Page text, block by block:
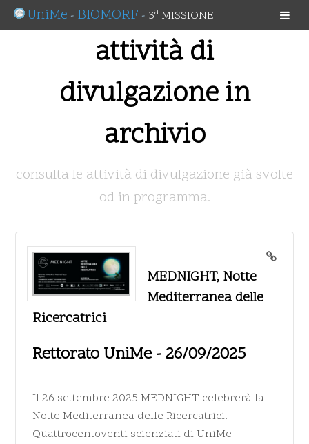
UniMe - BIOMORF - 3a MISSIONE
attività di
divulgazione in
archivio
consulta le attività di divulgazione già svolte
od in programma.
MEDNIGHT, Notte
Mediterranea delle
Ricercatrici
Rettorato UniMe - 26/09/2025
Il 26 settembre 2025 MEDNIGHT celebrerà la
Notte Mediterranea delle Ricercatrici.
Quattrocentoventi scienziati di UniMe